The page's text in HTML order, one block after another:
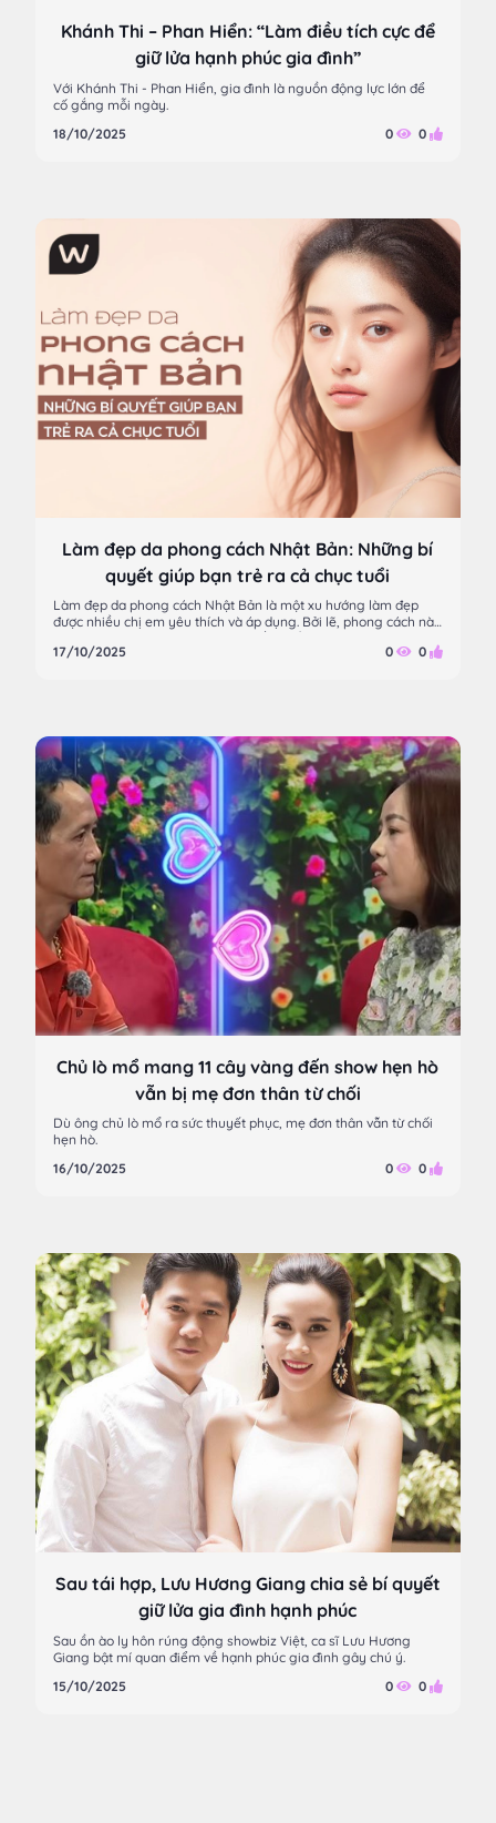
Khánh Thi – Phan Hiển: “Làm điều tích cực để
giữ lửa hạnh phúc gia đình”
Với Khánh Thi - Phan Hiển, gia đình là nguồn động lực lớn để
cố gắng mỗi ngày.
18/10/2025
0 0
Làm đẹp da phong cách Nhật Bản: Những bí
quyết giúp bạn trẻ ra cả chục tuổi
Làm đẹp da phong cách Nhật Bản là một xu hướng làm đẹp
được nhiều chị em yêu thích và áp dụng. Bởi lẽ, phong cách này
chắc, giúp bạn trẻ ra cả chục tuổi. Vậy làm thế nào để có được
17/10/2025 0 0
Chủ lò mổ mang 11 cây vàng đến show hẹn hò
vẫn bị mẹ đơn thân từ chối
Dù ông chủ lò mổ ra sức thuyết phục, mẹ đơn thân vẫn từ chối
hẹn hò.
16/10/2025
0 0
Sau tái hợp, Lưu Hương Giang chia sẻ bí quyết
giữ lửa gia đình hạnh phúc
Sau ồn ào ly hôn rúng động showbiz Việt, ca sĩ Lưu Hương
Giang bật mí quan điểm về hạnh phúc gia đình gây chú ý.
15/10/2025
0 0